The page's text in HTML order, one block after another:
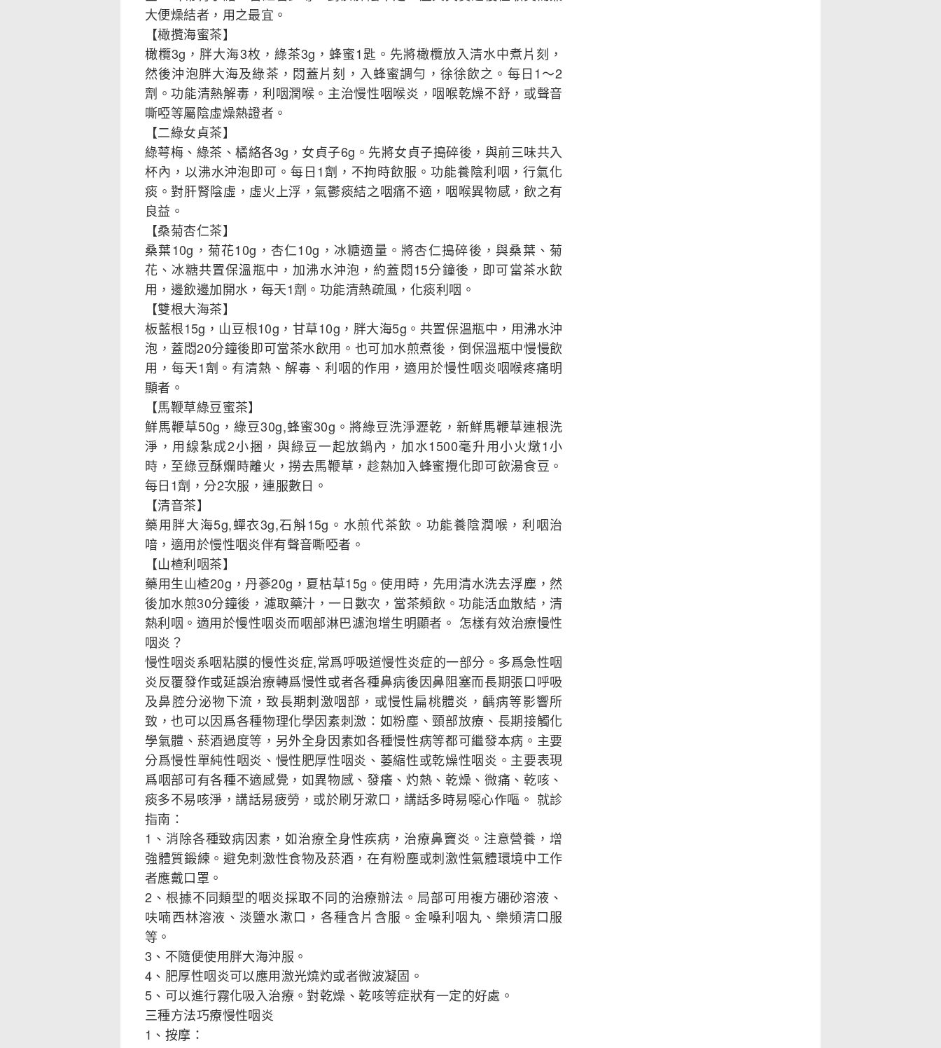
大便燥結者，用之最宜。
【橄攬海蜜茶】
橄欖3g，胖大海3枚，綠茶3g，蜂蜜1匙。先將橄欖放入清水中煮片刻，
然後沖泡胖大海及綠茶，悶蓋片刻，入蜂蜜調勻，徐徐飲之。每日1～2
劑。功能清熱解毒，利咽潤喉。主治慢性咽喉炎，咽喉乾燥不舒，或聲音
嘶啞等屬陰虛燥熱證者。
【二綠女貞茶】
綠萼梅、綠茶、橘絡各3g，女貞子6g。先將女貞子搗碎後，與前三味共入
杯內，以沸水沖泡即可。每日1劑，不拘時飲服。功能養陰利咽，行氣化
痰。對肝腎陰虛，虛火上浮，氣鬱痰結之咽痛不適，咽喉異物感，飲之有
良益。
【桑菊杏仁茶】
桑葉10g，菊花10g，杏仁10g，冰糖適量。將杏仁搗碎後，與桑葉、菊
花、冰糖共置保溫瓶中，加沸水沖泡，約蓋悶15分鐘後，即可當茶水飲
用，邊飲邊加開水，每天1劑。功能清熱疏風，化痰利咽。
【雙根大海茶】
板藍根15g，山豆根10g，甘草10g，胖大海5g。共置保溫瓶中，用沸水沖
泡，蓋悶20分鐘後即可當茶水飲用。也可加水煎煮後，倒保溫瓶中慢慢飲
用，每天1劑。有清熱、解毒、利咽的作用，適用於慢性咽炎咽喉疼痛明
顯者。
【馬鞭草綠豆蜜茶】
鮮馬鞭草50g，綠豆30g,蜂蜜30g。將綠豆洗淨瀝乾，新鮮馬鞭草連根洗
淨，用線紮成2小捆，與綠豆一起放鍋內，加水1500毫升用小火燉1小
時，至綠豆酥爛時離火，撈去馬鞭草，趁熱加入蜂蜜攪化即可飲湯食豆。
每日1劑，分2次服，連服數日。
【清音茶】
藥用胖大海5g,蟬衣3g,石斛15g。水煎代茶飲。功能養陰潤喉，利咽治
喑，適用於慢性咽炎伴有聲音嘶啞者。
【山楂利咽茶】
藥用生山楂20g，丹蔘20g，夏枯草15g。使用時，先用清水洗去浮塵，然
後加水煎30分鐘後，濾取藥汁，一日數次，當茶頻飲。功能活血散結，清
熱利咽。適用於慢性咽炎而咽部淋巴濾泡增生明顯者。 怎樣有效治療慢性
咽炎？
慢性咽炎系咽粘膜的慢性炎症,常爲呼吸道慢性炎症的一部分。多爲急性咽
炎反覆發作或延誤治療轉爲慢性或者各種鼻病後因鼻阻塞而長期張口呼吸
及鼻腔分泌物下流，致長期刺激咽部，或慢性扁桃體炎，齲病等影響所
致，也可以因爲各種物理化學因素刺激：如粉塵、頸部放療、長期接觸化
學氣體、菸酒過度等，另外全身因素如各種慢性病等都可繼發本病。主要
分爲慢性單純性咽炎、慢性肥厚性咽炎、萎縮性或乾燥性咽炎。主要表現
爲咽部可有各種不適感覺，如異物感、發癢、灼熱、乾燥、微痛、乾咳、
痰多不易咳淨，講話易疲勞，或於刷牙漱口，講話多時易噁心作嘔。 就診
指南：
1、消除各種致病因素，如治療全身性疾病，治療鼻竇炎。注意營養，增
強體質鍛練。避免刺激性食物及菸酒，在有粉塵或刺激性氣體環境中工作
者應戴口罩。
2、根據不同類型的咽炎採取不同的治療辦法。局部可用複方硼砂溶液、
呋喃西林溶液、淡鹽水漱口，各種含片含服。金嗓利咽丸、樂頻清口服
等。
3、不隨便使用胖大海沖服。
4、肥厚性咽炎可以應用激光燒灼或者微波凝固。
5、可以進行霧化吸入治療。對乾燥、乾咳等症狀有一定的好處。
三種方法巧療慢性咽炎
1、按摩：